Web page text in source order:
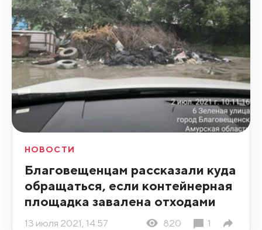
НОВОСТИ
Благовещенцам рассказали куда
обращаться, если контейнерная
площадка завалена отходами
13 июля 2021, 14:57 820 1